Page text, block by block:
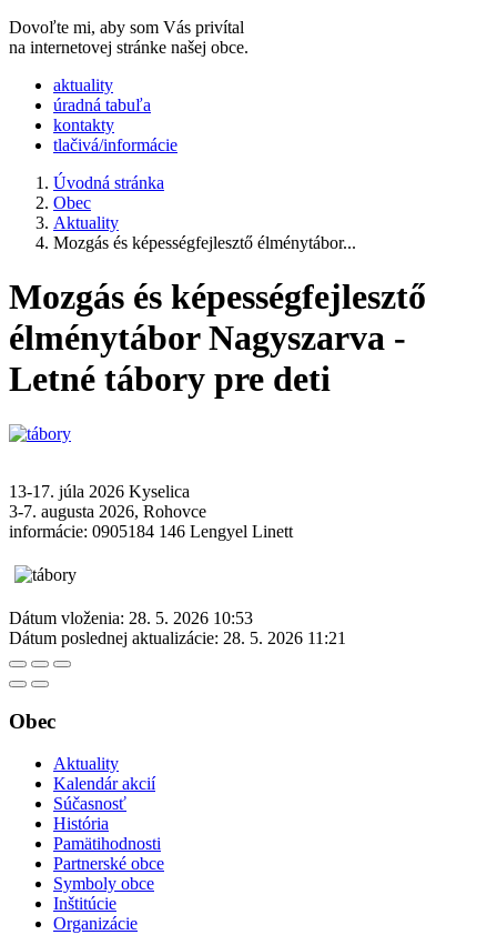
Dovoľte mi, aby som Vás privítal
na internetovej stránke našej obce.
​​aktuality
úradná tabuľa
kontakty
tlačivá/informácie
Úvodná stránka
Obec
Aktuality
Mozgás és képességfejlesztő élménytábor...
Mozgás és képességfejlesztő
élménytábor Nagyszarva -
Letné tábory pre deti
13-17. júla 2026 Kyselica
3-7. augusta 2026, Rohovce
informácie: 0905184 146 Lengyel Linett
Dátum vloženia: 28. 5. 2026 10:53
Dátum poslednej aktualizácie: 28. 5. 2026 11:21
Obec
Aktuality
Kalendár akcií
Súčasnosť
História
Pamätihodnosti
Partnerské obce
Symboly obce
Inštitúcie
Organizácie